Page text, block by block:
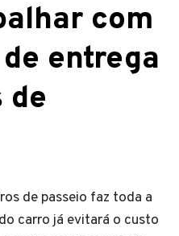
com
entrega
de
de passeio faz toda a
carro já evitará o custo